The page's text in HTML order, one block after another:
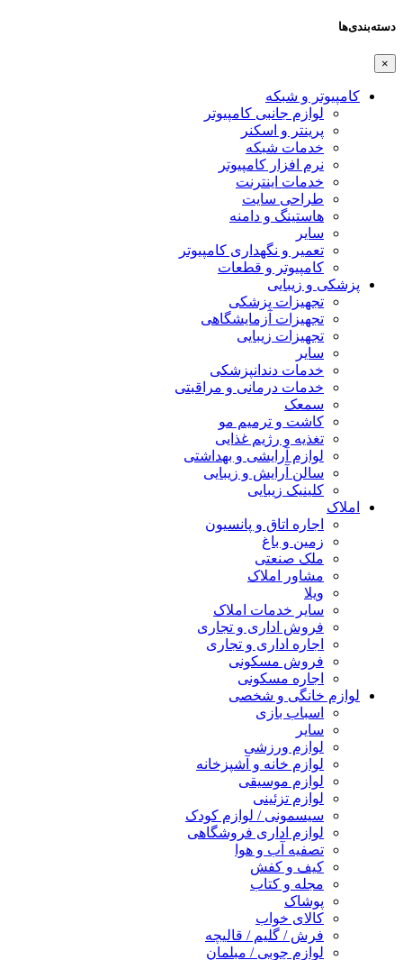
دسته‌بندی‌ها
×
کامپیوتر و شبکه
لوازم جانبی کامپیوتر
پرینتر و اسکنر
خدمات شبکه
نرم افزار کامپیوتر
خدمات اینترنت
طراحی سایت
هاستینگ و دامنه
سایر
تعمیر و نگهداری کامپیوتر
کامپیوتر و قطعات
پزشکی و زیبایی
تجهیزات پزشکی
تجهیزات آزمایشگاهی
تجهیزات زیبایی
سایر
خدمات دندانپزشکی
خدمات درمانی و مراقبتی
سمعک
کاشت و ترمیم مو
تغذیه و رژیم غذایی
لوازم آرایشی و بهداشتی
سالن آرایش و زیبایی
کلینیک زیبایی
املاک
اجاره اتاق و پانسیون
زمین و باغ
ملک صنعتی
مشاور املاک
ویلا
سایر خدمات املاک
فروش اداری و تجاری
اجاره اداری و تجاری
فروش مسکونی
اجاره مسکونی
لوازم خانگی و شخصی
اسباب بازی
سایر
لوازم ورزشی
لوازم خانه و آشپزخانه
لوازم موسیقی
لوازم تزئینی
سیسمونی / لوازم کودک
لوازم اداری فروشگاهی
تصفیه آب و هوا
کیف و کفش
مجله و کتاب
پوشاک
کالای خواب
فرش / گلیم / قالیچه
لوازم چوبی / مبلمان